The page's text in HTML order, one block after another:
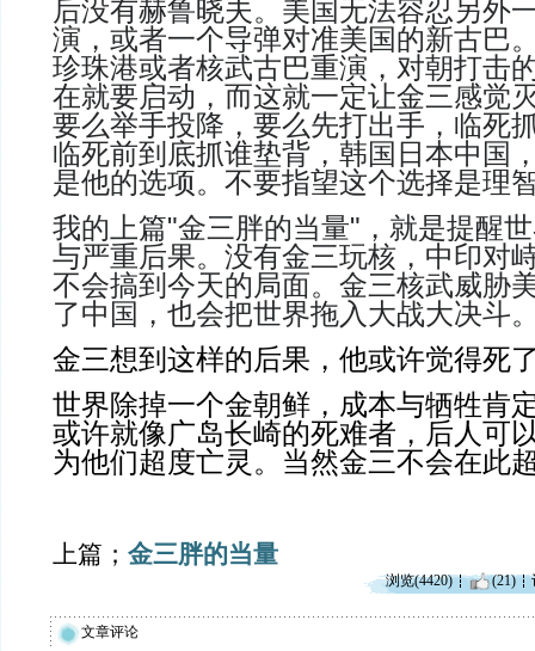
后没有赫鲁晓夫。美国无法容忍另外
演，或者一个导弹对准美国的新古巴
珍珠港或者核武古巴重演，对朝打击
在就要启动，而这就一定让金三感觉
要么举手投降，要么先打出手，临死
临死前到底抓谁垫背，韩国日本中国
是他的选项。不要指望这个选择是理
我的上篇"金三胖的当量" ，就是提醒
与严重后果。没有金三玩核，中印对
不会搞到今天的局面。金三核武威胁
了中国，也会把世界拖入大战大决斗
金三想到这样的后果，他或许觉得死
世界除掉一个金朝鲜，成本与牺牲肯
或许就像广岛长崎的死难者，后人可
为他们超度亡灵。当然金三不会在此
上篇； 金三胖的当量
浏览(4420) (21)
文章评论